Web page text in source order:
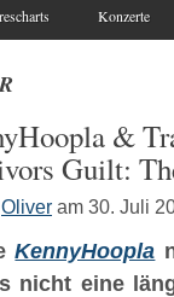
Konzerte
&
Guilt:
Oliver am 30. Juli
KennyHoopla
nicht eine